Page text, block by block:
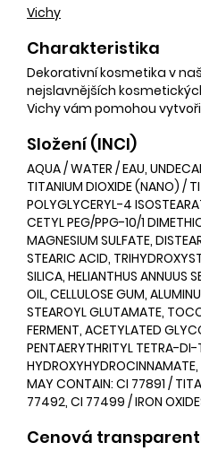
Vichy
Charakteristika
Dekorativní kosmetika v
nejslavnějších
Vichy vám pomohou
Složení (INCI)
AQUA / WATER / EAU,
TITANIUM DIOXIDE (NANO) /
POLYGLYCERYL-4
CETYL PEG/PPG-10/1
MAGNESIUM SULFATE,
STEARIC ACID,
SILICA, HELIANTHUS ANNUUS
OIL, CELLULOSE GUM,
STEAROYL GLUTAMATE,
FERMENT, ACETYLATED
PENTAERYTHRITYL TETRA-
MAY CONTAIN: CI 77891 /
77492, CI 77499 / IRON
Cenová